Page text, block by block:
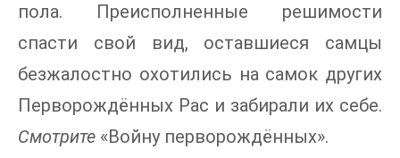
пола. Преисполненные решимости
спасти свой вид, оставшиеся самцы
безжалостно охотились на самок других
Перворождённых Рас и забирали их себе.
Смотрите «Войну перворождённых».